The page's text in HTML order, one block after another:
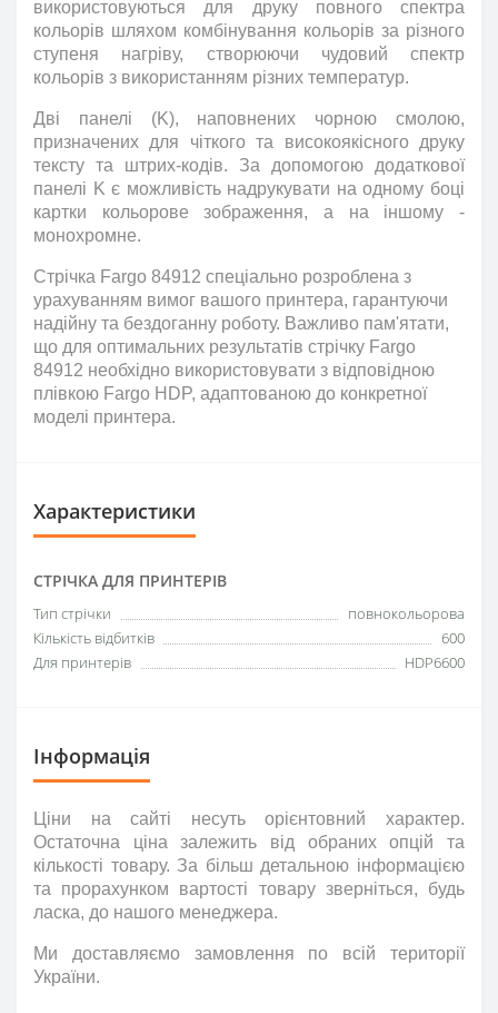
використовуються для друку повного спектра
кольорів шляхом комбінування кольорів за різного
ступеня нагріву, створюючи чудовий спектр
кольорів з використанням різних температур.
Дві панелі (K), наповнених чорною смолою,
призначених для чіткого та високоякісного друку
тексту та штрих-кодів. За допомогою додаткової
панелі K є можливість надрукувати на одному боці
картки кольорове зображення, а на іншому -
монохромне.
Cтрічка Fargo 84912 спеціально розроблена з
урахуванням вимог вашого принтера, гарантуючи
надійну та бездоганну роботу. Важливо пам'ятати,
що для оптимальних результатів стрічку Fargo
84912 необхідно використовувати з відповідною
плівкою Fargo HDP, адаптованою до конкретної
моделі принтера.
Характеристики
СТРІЧКА ДЛЯ ПРИНТЕРІВ
Тип стрічки
повнокольорова
Кількість відбитків
600
Для принтерів
HDP6600
Інформація
Ціни на сайті несутьорієнтовний характер.
Остаточна ціна залежить від обраних опцій та
кількості товару. За більш детальною інформацією
та прорахунком вартості товару зверніться, будь
ласка, до нашого менеджера.
Ми доставляємо замовлення по всій території
України.